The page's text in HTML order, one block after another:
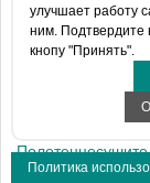
Политика
улучшает работу
ним. Подтвердите
кнопу "Принять".